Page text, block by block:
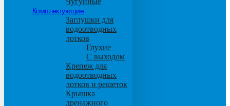
Комплектующие
Заглушки для
водоотводных
лотков
Глухие
С выходом
Крепеж для
водоотводных
лотков и решеток
Крышка
дренажного